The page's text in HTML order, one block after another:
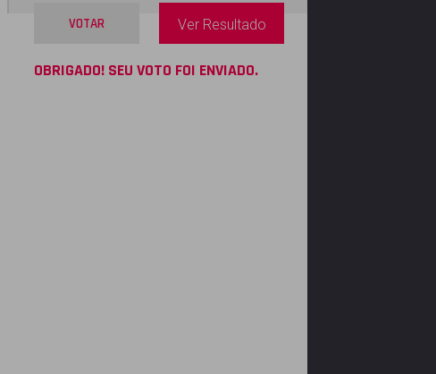
VOTAR Ver Resultado
OBRIGADO! SEU VOTO FOI ENVIADO.